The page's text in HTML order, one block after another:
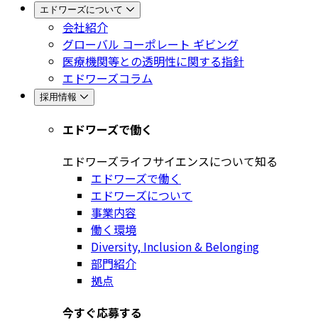
エドワーズについて
会社紹介
グローバル コーポレート ギビング
医療機関等との透明性に関する指針
エドワーズコラム
採用情報
エドワーズで働く
エドワーズライフサイエンスについて知る
エドワーズで働く
エドワーズについて
事業内容
働く環境
Diversity, Inclusion & Belonging
部門紹介
拠点
今すぐ応募する​